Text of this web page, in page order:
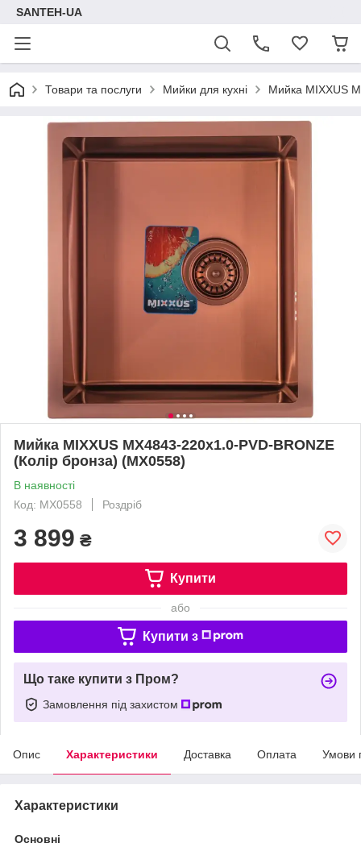
SANTEH-UA
Товари та послуги Мийки для кухні Мийка MIXXUS
Мийка MIXXUS MX4843-220x1.0-PVD-BRONZE
(Колір бронза) (MX0558)
В наявності
Код: MX0558
Роздріб
3 899 ₴
Купити
або
Купити з
Що таке купити з Пром?
Замовлення під захистом
Опис Характеристики Доставка Оплата Умови
Характеристики
Основні